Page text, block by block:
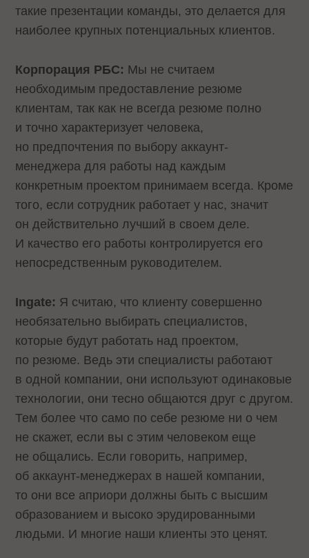
такие презентации команды, это делается для
наиболее крупных потенциальных клиентов.
Корпорация РБС: Мы не считаем
необходимым предоставление резюме
клиентам, так как не всегда резюме полно
и точно характеризует человека,
но предпочтения по выбору аккаунт-
менеджера для работы над каждым
конкретным проектом принимаем всегда. Кроме
того, если сотрудник работает у нас, значит
он действительно лучший в своем деле.
И качество его работы контролируется его
непосредственным руководителем.
Ingate: Я считаю, что клиенту совершенно
необязательно выбирать специалистов,
которые будут работать над проектом,
по резюме. Ведь эти специалисты работают
в одной компании, они используют одинаковые
технологии, они тесно общаются друг с другом.
Тем более что само по себе резюме ни о чем
не скажет, если вы с этим человеком еще
не общались. Если говорить, например,
об аккаунт-менеджерах в нашей компании,
то они все априори должны быть с высшим
образованием и высоко эрудированными
людьми. И многие наши клиенты это ценят.